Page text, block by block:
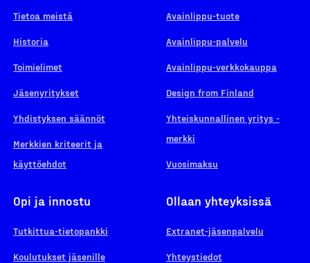
Tietoa meistä
Historia
Toimielimet
Jäsenyritykset
Yhdistyksen säännöt
Merkkien kriteerit ja
käyttöehdot
Avainlippu-tuote
Avainlippu-palvelu
Avainlippu-verkkokauppa
Design from Finland
Yhteiskunnallinen yritys -
merkki
Vuosimaksu
Opi ja innostu
Tutkittua-tietopankki
Koulutukset jäsenille
Ollaan yhteyksissä
Extranet-jäsenpalvelu
Yhteystiedot